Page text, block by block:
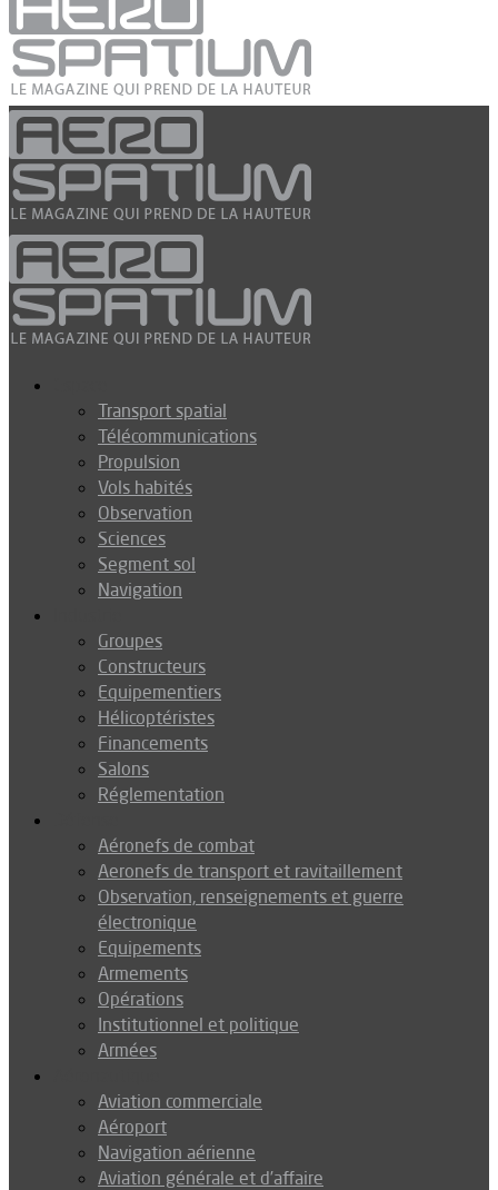
Transport spatial
Télécommunications
Propulsion
Vols habités
Observation
Sciences
Segment sol
Navigation
Groupes
Constructeurs
Equipementiers
Hélicoptéristes
Financements
Salons
Réglementation
Aéronefs de combat
Aeronefs de transport et ravitaillement
Observation, renseignements et guerre
électronique
Equipements
Armements
Opérations
Institutionnel et politique
Armées
Aviation commerciale
Aéroport
Navigation aérienne
Aviation générale et d’affaire